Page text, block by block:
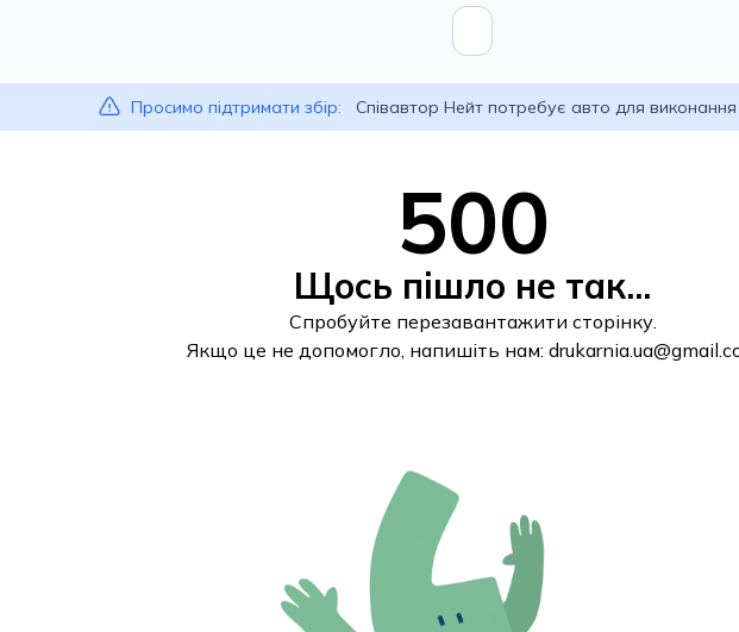
Просимо підтримати збір: Співавтор Нейт потребує авто для
500
Щось пішло не так...
Спробуйте перезавантажити сторінку.
Якщо це не допомогло, напишіть нам: